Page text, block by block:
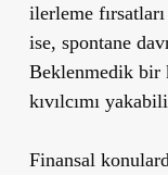
ilerleme
ise, spontane
Beklenmedik bir
kıvılcımı
Finansal